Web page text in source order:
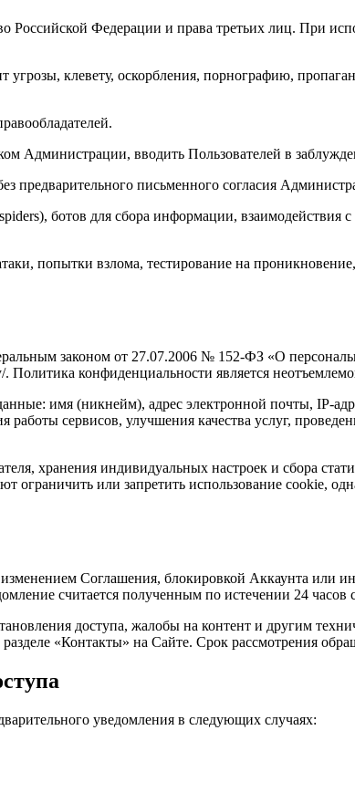
Российской Федерации и права третьих лиц. При
клевету, оскорбления, порнографию,
Администрации, вводить Пользователей в
предварительного письменного согласия
ботов для сбора информации, взаимодействия
попытки взлома, тестирование на проникновение,
законом от 27.07.2006 № 152-ФЗ «О
конфиденциальности является
имя (никнейм), адрес электронной почты, IP-
сервисов, улучшения качества услуг,
хранения индивидуальных настроек и сбора
или запретить использование cookie,
Соглашения, блокировкой Аккаунта или
считается полученным по истечении 24 часов
доступа, жалобы на контент и другим
«Контакты» на Сайте. Срок рассмотрения
уведомления в следующих случаях: